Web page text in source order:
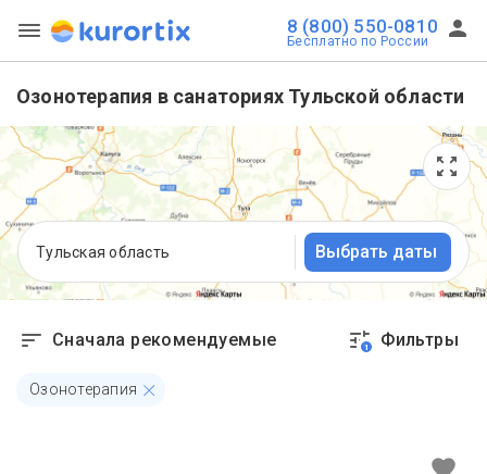
8 (800) 550-0810
Бесплатно по России
Озонотерапия в санаториях Тульской области
Тульская область Выбрать даты
Сначала рекомендуемые 1 Фильтры
Озонотерапия